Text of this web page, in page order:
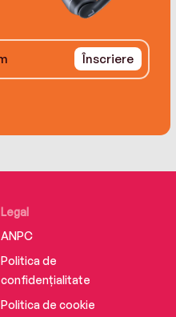
Înscriere
Legal
ANPC
Politica de
confidențialitate
Politica de cookie